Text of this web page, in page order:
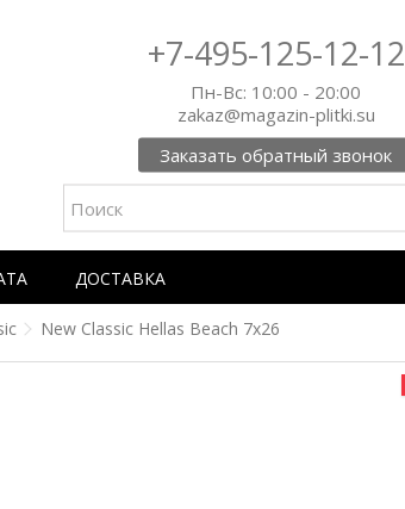
+7-495-125-12-12
Пн-Вс: 10:00 - 20:00
zakaz@magazin-plitki.su
Заказать обратный звонок
ДОСТАВКА
New Classic Hellas Beach 7x26